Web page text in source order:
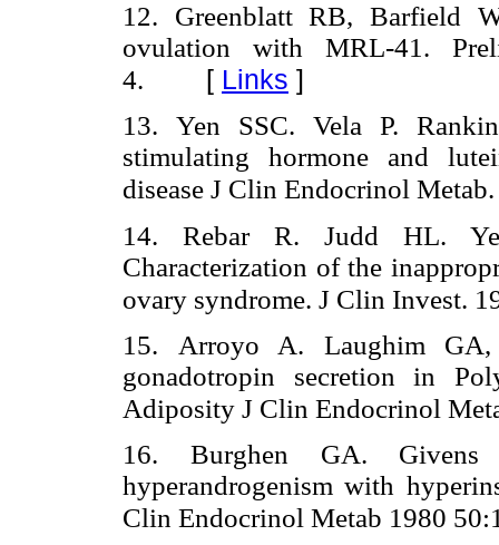
12. Greenblatt RB, Barfield
ovulation with MRL-41.
4. [ Links ]
13. Yen SSC. Vela P.
stimulating hormone and
disease J Clin Endocrinol
14. Rebar R. Judd HL.
Characterization of the
ovary syndrome. J Clin Invest.
15. Arroyo A. Laughim GA,
gonadotropin secretion in
Adiposity J Clin Endocrinol
16. Burghen GA.
hyperandrogenism with
Clin Endocrinol Metab 1980